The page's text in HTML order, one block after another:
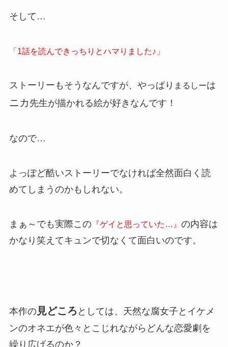
そして…
「1話を読んできっちりとハマりました♪」
ストーリーもそうなんですが、やっぱり まるしーは
ニカ 先生が描かれる絵が好きなんです！
なので…
よっぽど酷いストーリーでなければ全然面白く読
めてしまうのかもしれない。
まぁ～でも実際この『ゲイと思っていた…』 の内容は
かなり笑えてキュンで切なくて面白いのです。
本作の見どころ としては、天然な腐女子とイケメ
ンのオネエが色々とこじれながらどんな恋愛劇を
繰り広げるのか？